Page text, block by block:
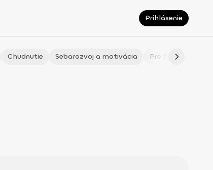
Prihlásenie
Chudnutie Sebarozvoj a motivácia Pre fitmaminky